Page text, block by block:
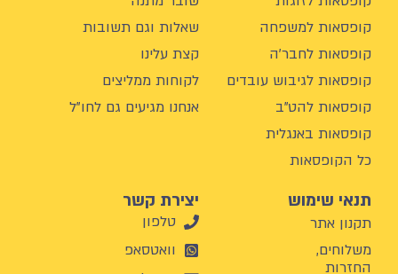
קופסאות למשפחה
קופסאות לחבר'ה
קופסאות לגיבוש עובדים
קופסאות להט"ב
קופסאות באנגלית
כל הקופסאות
שאלות וגם תשובות
קצת עלינו
לקוחות ממליצים
אנחנו מגיעים גם לחו"ל
תנאי שימוש
תקנון אתר
משלוחים,
החזרות
יצירת קשר
טלפון
וואטסאפ